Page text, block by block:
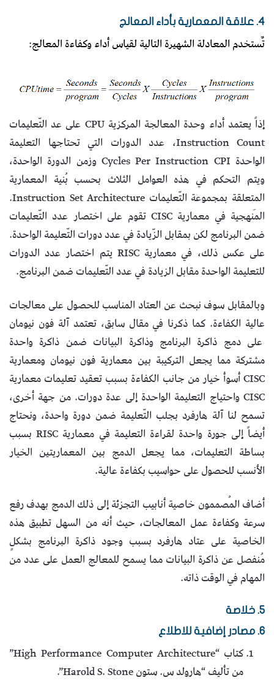
4. علاقة المعمارية بأداء المعالج
تٌستخدم المعادلة الشهيرة التالية لقياس أداء وكفاءة المعالج:
إذاً يعتمد أداء وحدة المعالجة المركزية CPU على عد التّعليمات
Instruction Count، عدد الدورات التي تحتاجها التعليمة
الواحدة Cycles Per Instruction CPI وزمن الدورة الواحدة،
ويتم التحكم في هذه العوامل الثلاث بحسب بُنية المعمارية
المتعلقة بمجموعة التّعليمات Instruction Set Architecture.
المَنهجية في معمارية CISC تقوم على اختصار عدد التّعليمات
ضمن البرنامج لكن بمقابل الزّيادة في عدد دورات التّعليمة الواحدة.
على عكس ذلك، في معمارية RISC يتم اختصار عدد الدورات
للتعليمة الواحدة مقابل الزيادة في عدد التّعليمات ضمن البرنامج.
وبالمقابل سوف نبحث عن العتاد المناسب للحصول على معالجات
عالية الكفاءة. كما ذكرنا في مقال سابق، تعتمد آلة فون نيومان
على دمج ذاكرة البرنامج وذاكرة البيانات ضمن ذاكرة واحدة
مشتركة مما يجعل التركيبة بين معمارية فون نيومان ومعمارية
CISC أسوأ خيار من جانب الكفاءة بسبب تعقيد تعليمات معمارية
CISC واحتياج التعليمة الواحدة إلى عدة دورات. من جهة أخرى،
تسمح لنا آلة هارفرد بجلب التّعليمة ضمن دورة واحدة، ونحتاج
أيضاً إلى جورة واحدة لقراءة التعليمة في معمارية RISC بسبب
بساطة التعليمات، مما يجعل الدمج بين المعماريتين الخيار
الأنسب للحصول على حواسيب بكفاءة عالية.
أضاف المُصممون خاصية أنابيب التجزئة إلى ذلك الدمج بهدف رفع
سرعة وكفاءة عمل المعالجات، حيث أنه من السهل تطبيق هذه
الخاصية على عتاد هارفرد بسبب وجود ذاكرة البرنامج بشكلٍ
مُنفصل عن ذاكرة البيانات مما يسمح للمعالج العمل على عدد من
المهام في الوقت ذاته.
5. خلاصة
6. مصادر إضافية للاطلاع
كتاب “High Performance Computer Architecture”
من تأليف “هارولد س. ستون Harold S. Stone”.